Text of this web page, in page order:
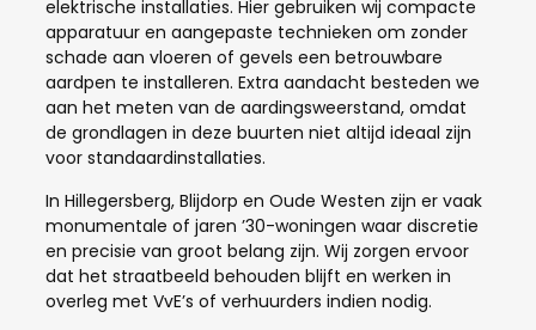
elektrische installaties. Hier gebruiken wij compacte
apparatuur en aangepaste technieken om zonder
schade aan vloeren of gevels een betrouwbare
aardpen te installeren. Extra aandacht besteden we
aan het meten van de aardingsweerstand, omdat
de grondlagen in deze buurten niet altijd ideaal zijn
voor standaardinstallaties.
In Hillegersberg, Blijdorp en Oude Westen zijn er vaak
monumentale of jaren ’30-woningen waar discretie
en precisie van groot belang zijn. Wij zorgen ervoor
dat het straatbeeld behouden blijft en werken in
overleg met VvE’s of verhuurders indien nodig.